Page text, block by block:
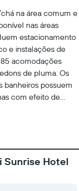
na área comum e
nas áreas
estacionamento
e instalações de
acomodações
de pluma. Os
banheiros possuem
com efeito de
à internet com fio e
e
abaixo estão
Sunrise Hotel